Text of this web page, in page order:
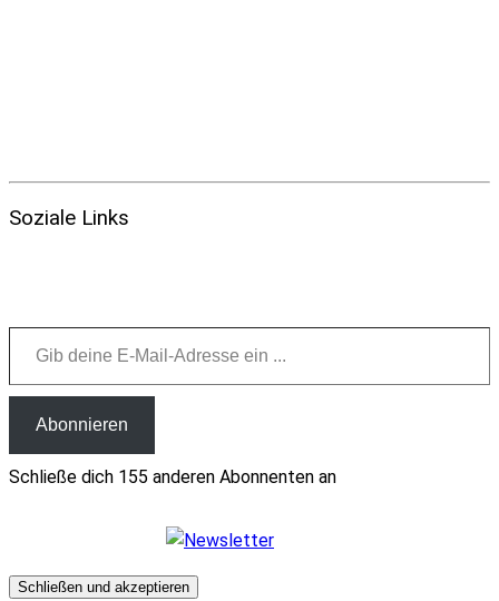
Soziale Links
Gib deine E-Mail-Adresse ein ...
Abonnieren
Schließe dich 155 anderen Abonnenten an